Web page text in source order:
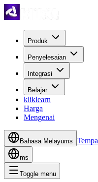
Produk
Penyelesaian
Integrasi
Belajar
kliklearn
Harga
Mengenai
Bahasa Melayums
ms
Toggle menu